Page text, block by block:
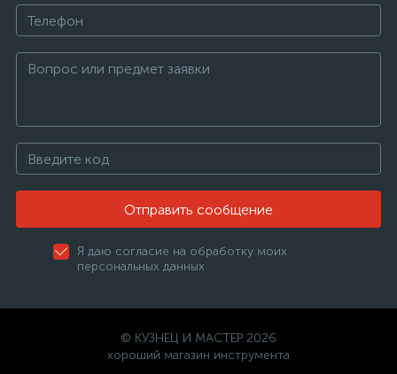
Отправить сообщение
Я даю согласие на обработку моих
персональных данных
© КУЗНЕЦ И МАСТЕР 2026
хороший магазин инструмента